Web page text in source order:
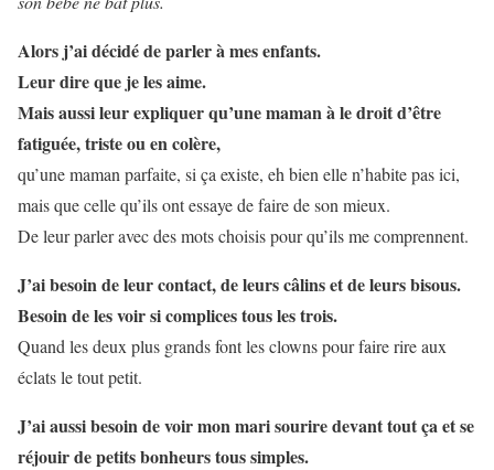
Alors j’ai décidé de parler à mes enfants.
Leur dire que je les aime.
Mais aussi leur expliquer qu’une maman à le droit d’être
fatiguée, triste ou en colère,
qu’une maman parfaite, si ça existe, eh bien elle n’habite pas ici,
mais que celle qu’ils ont essaye de faire de son mieux.
De leur parler avec des mots choisis pour qu’ils me comprennent.
J’ai besoin de leur contact, de leurs câlins et de leurs bisous.
Besoin de les voir si complices tous les trois.
Quand les deux plus grands font les clowns pour faire rire aux
éclats le tout petit.
J’ai aussi besoin de voir mon mari sourire devant tout ça et se
réjouir de petits bonheurs tous simples.